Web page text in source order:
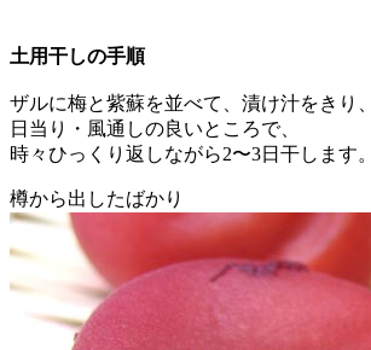
土用干しの手順
ザルに梅と紫蘇を並べて、漬け汁をきり、
日当り・風通しの良いところで、
時々ひっくり返しながら2〜3日干します。
樽から出したばかり